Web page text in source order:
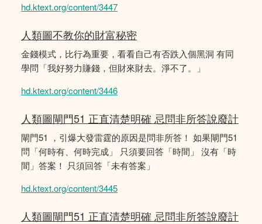
hd.ktext.org/content/3447
人類圖不教你的財富秘密
金錢模式，比行為重要，看看自己有否跌入個黑洞 有同
學問「我好努力賺錢，但財來財去。淨不了。」
hd.ktext.org/content/3446
人類圖閘門51 正直清楚明確 忌問非所答說廢計
閘門51 ，引爆大發雷霆的原因是問非所答！ 如果閘門51
問「何時有、何時完成」 只須要回答「時間」 沒有「時
間」答案！ 只須回答「未有答案」
hd.ktext.org/content/3445
人類圖閘門51 正直清楚明確 忌問非所答說廢計